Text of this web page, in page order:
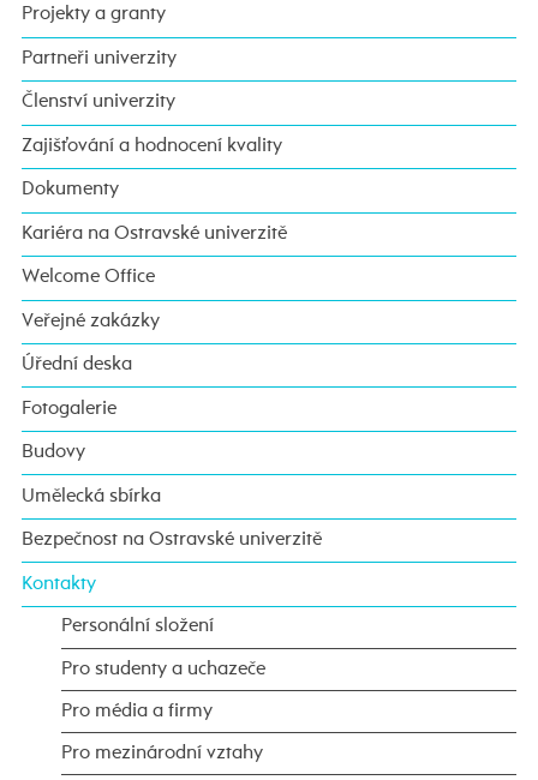
Projekty a granty
Partneři univerzity
Členství univerzity
Zajišťování a hodnocení kvality
Dokumenty
Kariéra na Ostravské univerzitě
Welcome Office
Veřejné zakázky
Úřední deska
Fotogalerie
Budovy
Umělecká sbírka
Bezpečnost na Ostravské univerzitě
Kontakty
Personální složení
Pro studenty a uchazeče
Pro média a firmy
Pro mezinárodní vztahy